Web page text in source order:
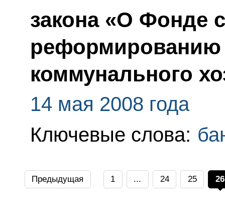
закона «О Фонде
коммунального
14 мая 2008 года
Ключевые слова:
Предыдущая 1 ... 24 25 26